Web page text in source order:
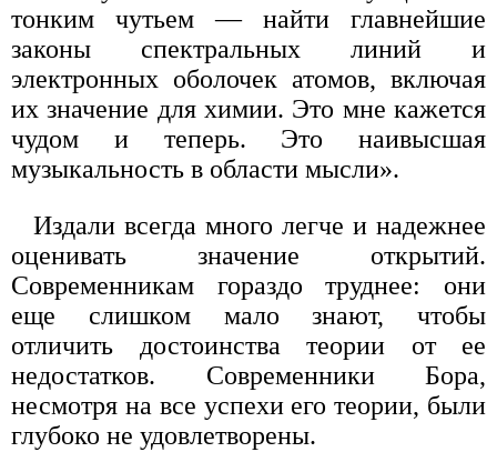
тонким чутьем — найти главнейшие
законы спектральных линий и
электронных оболочек атомов, включая
их значение для химии. Это мне кажется
чудом и теперь. Это наивысшая
музыкальность в области мысли».
Издали всегда много легче и надежнее
оценивать значение открытий.
Современникам гораздо труднее: они
еще слишком мало знают, чтобы
отличить достоинства теории от ее
недостатков. Современники Бора,
несмотря на все успехи его теории, были
глубоко не удовлетворены.